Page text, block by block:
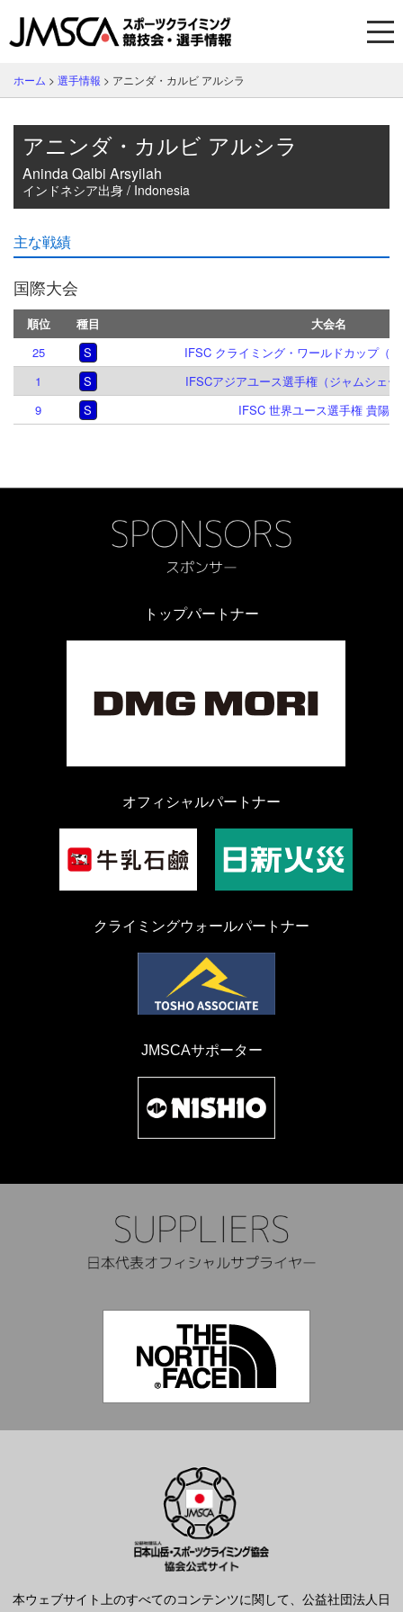
ホーム > 選手情報 > アニンダ・カルビ アルシラ
アニンダ・カルビ アルシラ
Aninda Qalbi Arsyilah
インドネシア出身 / Indonesia
主な戦績
国際大会
順位 種目
大会名
25
S
IFSC クライミング・ワールドカップ（
1
S
IFSCアジアユース選手権（ジャムシェ
9
S IFSC 世界ユース選手権 貴陽
トップパートナー
オフィシャルパートナー
クライミングウォールパートナー
JMSCAサポーター
本ウェブサイト上のすべてのコンテンツに関して、公益社団法人日